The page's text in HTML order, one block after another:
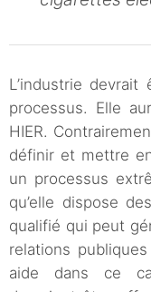
L’industrie
processus. Elle
HIER.
définir et mettre
un processus
qu’elle dispose
qualifié qui peut
relations
aide dans ce